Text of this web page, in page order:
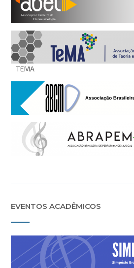
TEMA
EVENTOS ACADÊMICOS